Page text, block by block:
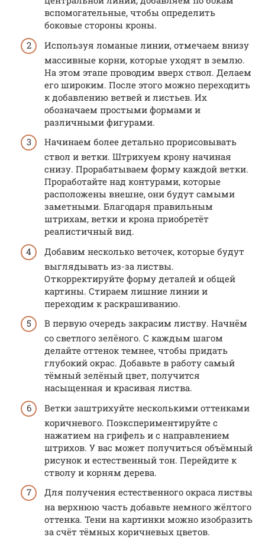
вспомогательные, чтобы определить
боковые стороны кроны.
Используя ломаные линии, отмечаем внизу
массивные корни, которые уходят в землю.
На этом этапе проводим вверх ствол. Делаем
его широким. После этого можно переходить
к добавлению ветвей и листьев. Их
обозначаем простыми формами и
различными фигурами.
Начинаем более детально прорисовывать
ствол и ветки. Штрихуем крону начиная
снизу. Прорабатываем форму каждой ветки.
Проработайте над контурами, которые
расположены внешне, они будут самыми
заметными. Благодаря правильным
штрихам, ветки и крона приобретёт
реалистичный вид.
Добавим несколько веточек, которые будут
выглядывать из-за листвы.
Откорректируйте форму деталей и общей
картины. Стираем лишние линии и
переходим к раскрашиванию.
В первую очередь закрасим листву. Начнём
со светлого зелёного. С каждым шагом
делайте оттенок темнее, чтобы придать
глубокий окрас. Добавьте в работу самый
тёмный зелёный цвет, получится
насыщенная и красивая листва.
Ветки заштрихуйте несколькими оттенками
коричневого. Поэкспериментируйте с
нажатием на грифель и с направлением
штрихов. У вас может получиться объёмный
рисунок и естественный тон. Перейдите к
стволу и корням дерева.
Для получения естественного окраса листвы
на верхнюю часть добавьте немного жёлтого
оттенка. Тени на картинки можно изобразить
за счёт тёмных коричневых цветов.